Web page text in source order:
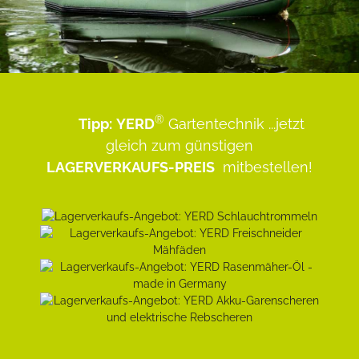
Tipp: YERD® Gartentechnik ...jetzt
gleich zum günstigen
LAGERVERKAUFS-PREIS mitbestellen!